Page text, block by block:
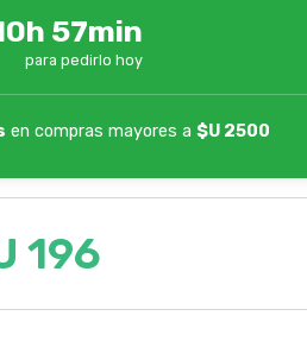
57min
para pedirlo hoy
en compras mayores a $U 2500
196